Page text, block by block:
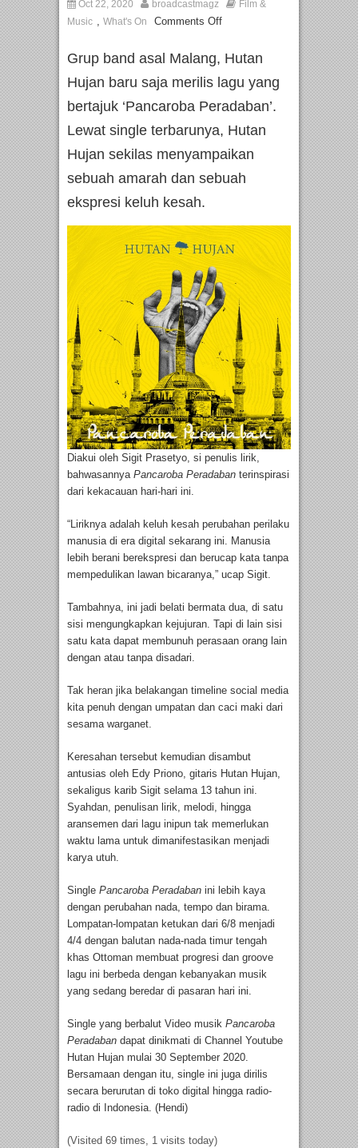
Oct 22, 2020 broadcastmagz
Film &
Music , What's On Comments Off
Grup band asal Malang, Hutan
Hujan baru saja merilis lagu yang
bertajuk ‘Pancaroba Peradaban’.
Lewat single terbarunya, Hutan
Hujan sekilas menyampaikan
sebuah amarah dan sebuah
ekspresi keluh kesah.
Diakui oleh Sigit Prasetyo, si penulis lirik,
bahwasannya Pancaroba Peradaban terinspirasi
dari kekacauan hari-hari ini.
“Liriknya adalah keluh kesah perubahan perilaku
manusia di era digital sekarang ini. Manusia
lebih berani berekspresi dan berucap kata tanpa
mempedulikan lawan bicaranya,” ucap Sigit.
Tambahnya, ini jadi belati bermata dua, di satu
sisi mengungkapkan kejujuran. Tapi di lain sisi
satu kata dapat membunuh perasaan orang lain
dengan atau tanpa disadari.
Tak heran jika belakangan timeline social media
kita penuh dengan umpatan dan caci maki dari
sesama warganet.
Keresahan tersebut kemudian disambut
antusias oleh Edy Priono, gitaris Hutan Hujan,
sekaligus karib Sigit selama 13 tahun ini.
Syahdan, penulisan lirik, melodi, hingga
aransemen dari lagu inipun tak memerlukan
waktu lama untuk dimanifestasikan menjadi
karya utuh.
Single Pancaroba Peradaban ini lebih kaya
dengan perubahan nada, tempo dan birama.
Lompatan-lompatan ketukan dari 6/8 menjadi
4/4 dengan balutan nada-nada timur tengah
khas Ottoman membuat progresi dan groove
lagu ini berbeda dengan kebanyakan musik
yang sedang beredar di pasaran hari ini.
Single yang berbalut Video musik Pancaroba
Peradaban dapat dinikmati di Channel Youtube
Hutan Hujan mulai 30 September 2020.
Bersamaan dengan itu, single ini juga dirilis
secara berurutan di toko digital hingga radio-
radio di Indonesia. (Hendi)
(Visited 69 times, 1 visits today)